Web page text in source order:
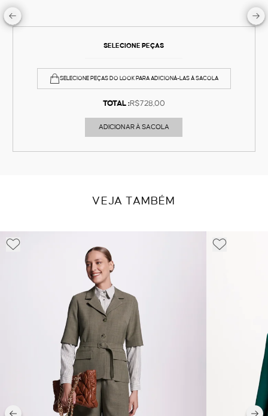
SELECIONE PEÇAS
SELECIONE PEÇAS DO LOOK PARA ADICIONÁ-LAS À SACOLA
TOTAL :R$728,00
ADICIONAR À SACOLA
VEJA TAMBÉM